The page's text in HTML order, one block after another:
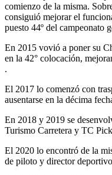
comienzo de la misma.
consiguió mejorar el
puesto 44º del campeonato
En 2015 vovió a poner su
en la 42° colocación,
.
El 2017 lo comenzó con
ausentarse en la décima
En 2018 y 2019 se
Turismo Carretera y TC
El 2020 lo encontró de la
de piloto y director